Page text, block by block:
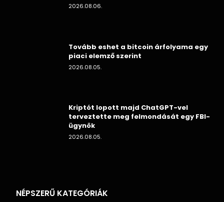
2026.08.06.
Tovább eshet a bitcoin árfolyama egy
piaci elemző szerint
2026.08.05.
Kriptót lopott majd ChatGPT-vel
terveztette meg felmondását egy FBI-
ügynök
2026.08.05.
NÉPSZERŰ KATEGÓRIÁK